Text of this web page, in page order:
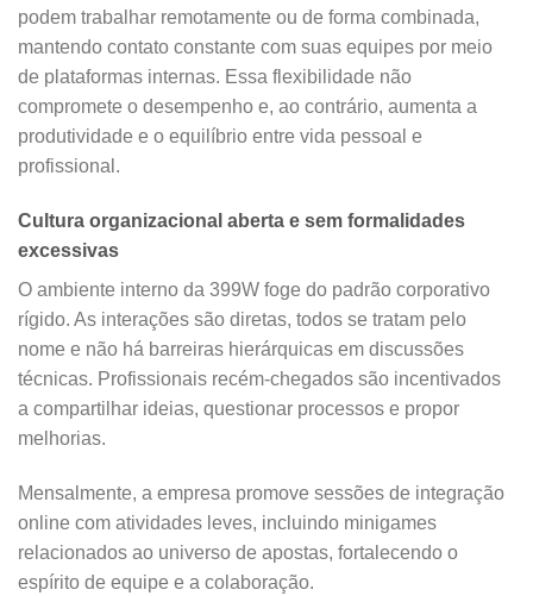
podem trabalhar remotamente ou de forma combinada,
mantendo contato constante com suas equipes por meio
de plataformas internas. Essa flexibilidade não
compromete o desempenho e, ao contrário, aumenta a
produtividade e o equilíbrio entre vida pessoal e
profissional.
Cultura organizacional aberta e sem formalidades
excessivas
O ambiente interno da 399W foge do padrão corporativo
rígido. As interações são diretas, todos se tratam pelo
nome e não há barreiras hierárquicas em discussões
técnicas. Profissionais recém-chegados são incentivados
a compartilhar ideias, questionar processos e propor
melhorias.
Mensalmente, a empresa promove sessões de integração
online com atividades leves, incluindo minigames
relacionados ao universo de apostas, fortalecendo o
espírito de equipe e a colaboração.